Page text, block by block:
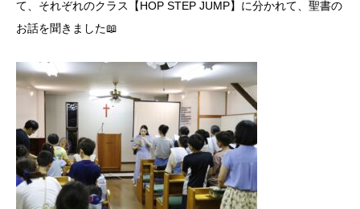
て、それぞれのクラス【HOP STEP JUMP】に分かれて、聖書の
お話を聞きました📖